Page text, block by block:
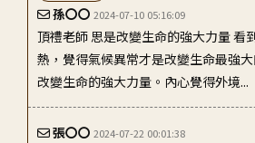
孫〇〇 2024-07-10 05:16:09
頂禮老師 思是改變生命的強大力量 看
熱，覺得氣候異常才是改變生命最強
改變生命的強大力量。內心覺得外境...
張〇〇 2024-07-22 00:01:38